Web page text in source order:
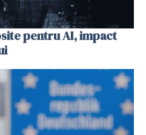
pentru AI, impact